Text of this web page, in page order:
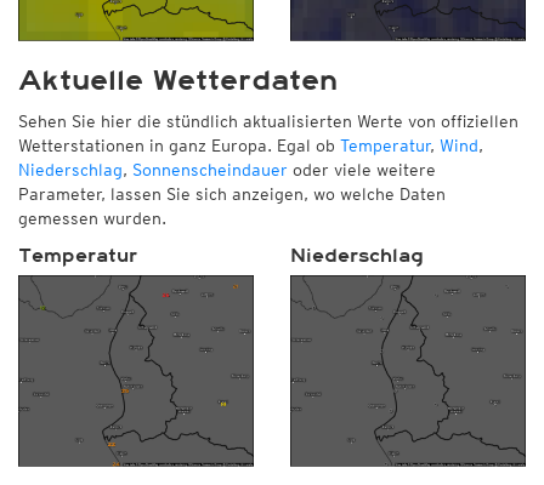
Aktuelle Wetterdaten
Sehen Sie hier die stündlich aktualisierten Werte von offiziellen
Wetterstationen in ganz Europa. Egal ob Temperatur, Wind,
Niederschlag, Sonnenscheindauer oder viele weitere
Parameter, lassen Sie sich anzeigen, wo welche Daten
gemessen wurden.
Temperatur Niederschlag